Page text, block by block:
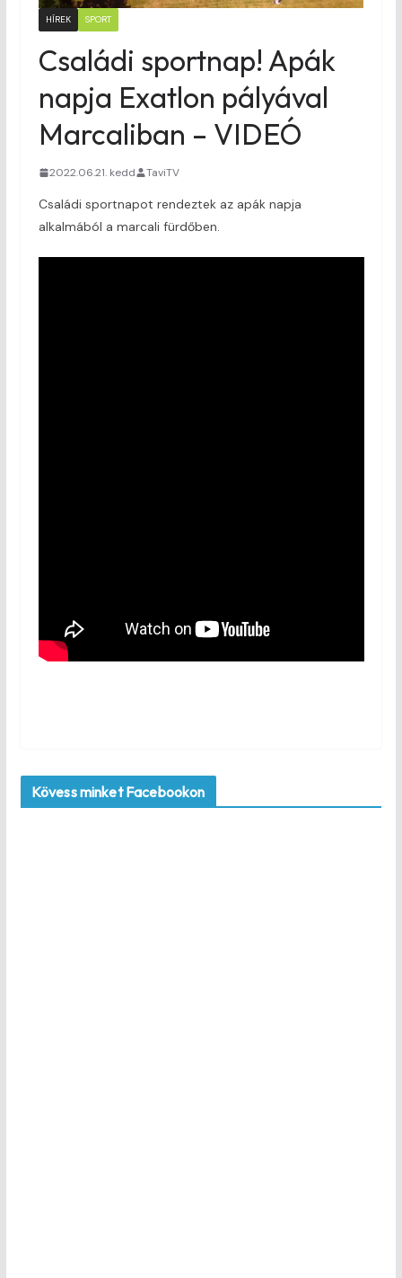
HÍREK SPORT
Családi sportnap! Apák
napja Exatlon pályával
Marcaliban – VIDEÓ
2022.06.21. kedd TaviTV
Családi sportnapot rendeztek az apák napja
alkalmából a marcali fürdőben.
Kövess minket Facebookon